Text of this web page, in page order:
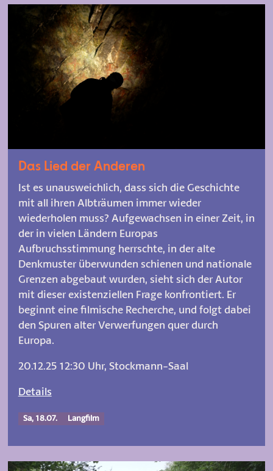
Das Lied der Anderen
Ist es unausweichlich, dass sich die Geschichte
mit all ihren Albträumen immer wieder
wiederholen muss? Aufgewachsen in einer Zeit, in
der in vielen Ländern Europas
Aufbruchsstimmung herrschte, in der alte
Denkmuster überwunden schienen und nationale
Grenzen abgebaut wurden, sieht sich der Autor
mit dieser existenziellen Frage konfrontiert. Er
beginnt eine filmische Recherche, und folgt dabei
den Spuren alter Verwerfungen quer durch
Europa.
20.12.25 12:30 Uhr, Stockmann-Saal
Details
Sa, 18.07. Langfilm